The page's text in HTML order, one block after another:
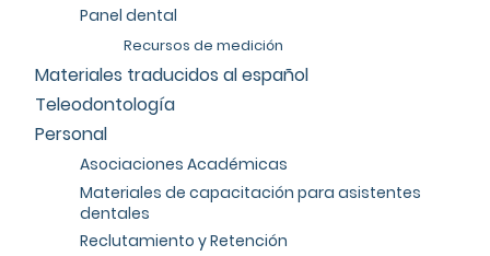
Panel dental
Recursos de medición
Materiales traducidos al español
Teleodontología
Personal
Asociaciones Académicas
Materiales de capacitación para asistentes
dentales
Reclutamiento y Retención